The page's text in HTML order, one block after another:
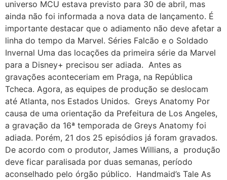
universo MCU estava previsto para 30 de abril, mas
ainda não foi informada a nova data de lançamento. É
importante destacar que o adiamento não deve afetar a
linha do tempo da Marvel. Séries Falcão e o Soldado
Invernal Uma das locações da primeira série da Marvel
para a Disney+ precisou ser adiada. Antes as
gravações aconteceriam em Praga, na República
Tcheca. Agora, as equipes de produção se deslocam
até Atlanta, nos Estados Unidos. Greys Anatomy Por
causa de uma orientação da Prefeitura de Los Angeles,
a gravação da 16ª temporada de Greys Anatomy foi
adiada. Porém, 21 dos 25 episódios já foram gravados.
De acordo com o produtor, James Willians, a produção
deve ficar paralisada por duas semanas, período
aconselhado pelo órgão público. Handmaid’s Tale As